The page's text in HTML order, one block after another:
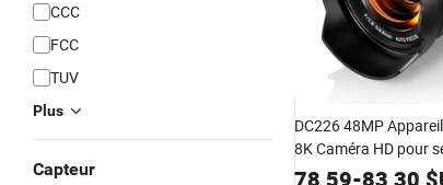
CCC
FCC
TUV
Plus
Capteur
DC226 48MP
8K Caméra HD pour
Carte mémoire - Prise
78,59-83,30